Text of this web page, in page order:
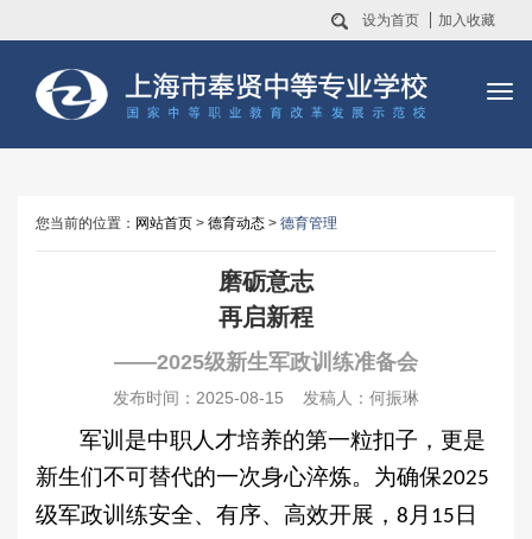
设为首页 加入收藏
您当前的位置： 网站首页 > 德育动态 > 德育管理
磨砺意志
再启新程
——2025级新生军政训练准备会
发布时间：2025-08-15 发稿人：何振琳
军训是中职人才培养的第一粒扣子，更是
新生们不可替代的一次身心淬炼。为确保2025
级军政训练安全、有序、高效开展， 8 月 15 日